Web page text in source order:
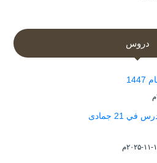
دروس
شرح كتاب الداء والدواء بدأ الدرس في 21 جمادى